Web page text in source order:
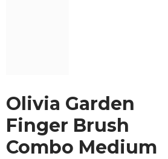
Olivia Garden
Finger Brush
Combo Medium